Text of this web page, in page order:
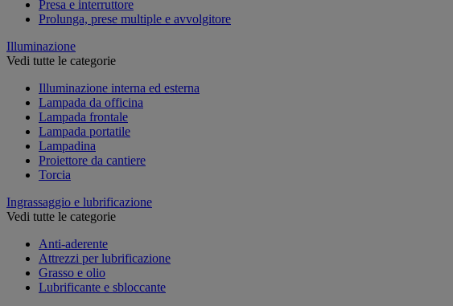
Presa e interruttore
Prolunga, prese multiple e avvolgitore
Illuminazione
Vedi tutte le categorie
Illuminazione interna ed esterna
Lampada da officina
Lampada frontale
Lampada portatile
Lampadina
Proiettore da cantiere
Torcia
Ingrassaggio e lubrificazione
Vedi tutte le categorie
Anti-aderente
Attrezzi per lubrificazione
Grasso e olio
Lubrificante e sbloccante